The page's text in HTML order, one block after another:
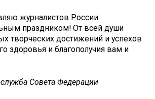
журналистов России
праздником! От всей души
творческих достижений и успехов
здоровья и благополучия вам и
Совета Федерации